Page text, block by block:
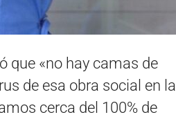
que «no hay camas de
de esa obra social en la
cerca del 100% de